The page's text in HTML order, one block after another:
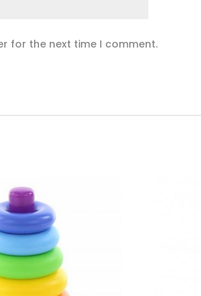
for the next time I comment.